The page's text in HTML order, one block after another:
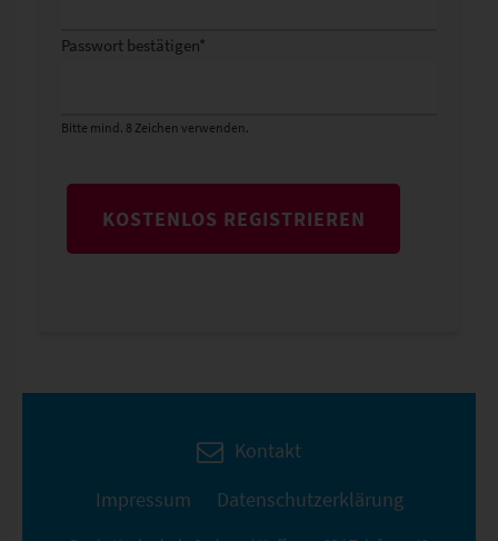
Passwort bestätigen*
Bitte mind. 8 Zeichen verwenden.
KOSTENLOS REGISTRIEREN
Kontakt
Impressum
Datenschutzerklärung